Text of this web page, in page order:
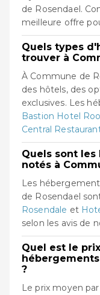
de Rosendael.
meilleure offre
Quels types
trouver à
À Commune de
des hôtels, des
exclusives. Les
Bastion Hotel
Central
Quels sont
notés à
Les
de Rosendael
Rosendale et
selon les avis de
Quel est le
?
Le prix moyen